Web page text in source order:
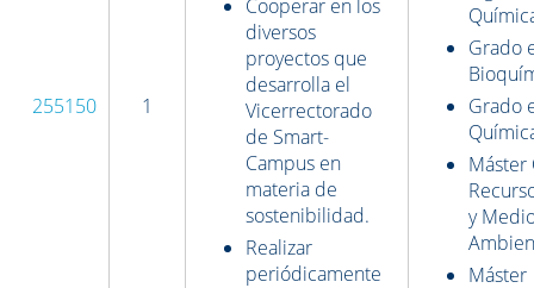
255150 1
Cooperar en los
diversos
proyectos que
desarrolla el
Vicerrectorado
de Smart-
Campus en
materia de
sostenibilidad.
Realizar
periódicamente
Grado
Grado
Máster
y
Máster